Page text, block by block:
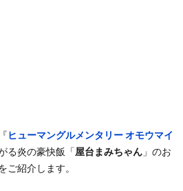
ヒューマングルメンタリー オモウマイ
る炎の豪快飯「屋台まみちゃん 」のお
ご紹介します。